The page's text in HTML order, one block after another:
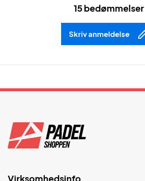
15 bedømmelser
Skriv anmeldelse
Virksomhedsinfo